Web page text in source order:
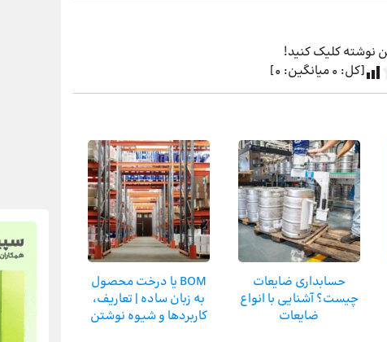
نوشته کلیک کنید!
[کل: 0میانگین: 0
]
حسابداری ضایعات
چیست؟ آشنایی با انواع
ضایعات
BOM یا درخت محصول
به زبان ساده | تعاریف،
کاربردها و شیوه نوشتن